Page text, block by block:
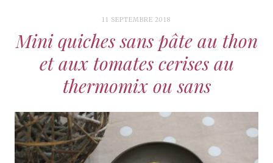
11 SEPTEMBRE 2018
Mini quiches sans pâte au thon
et aux tomates cerises au
thermomix ou sans